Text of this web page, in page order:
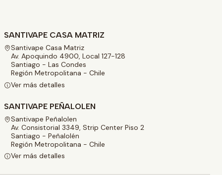
SANTIVAPE CASA MATRIZ
Santivape Casa Matriz
Av. Apoquindo 4900, Local 127-128
Santiago - Las Condes
Región Metropolitana - Chile
Ver más detalles
SANTIVAPE PEÑALOLEN
Santivape Peñalolen
Av. Consistorial 3349, Strip Center Piso 2
Santiago - Peñalolén
Región Metropolitana - Chile
Ver más detalles